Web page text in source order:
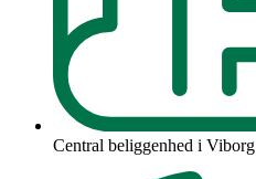
Central beliggenhed i Viborg